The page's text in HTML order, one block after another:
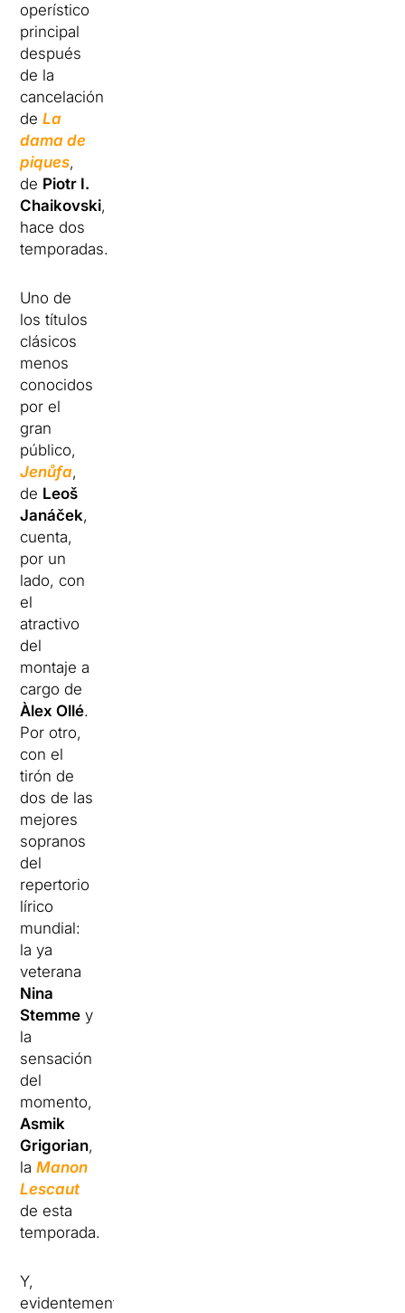
operístico
principal
después
de la
cancelación
deLa
dama de
piques,
de Piotr I.
Chaikovski,
hace dos
temporadas.
Uno de
los títulos
clásicos
menos
conocidos
por el
gran
público,
Jenůfa,
de Leoš
Janáček,
cuenta,
por un
lado, con
el
atractivo
del
montaje a
cargo de
Àlex Ollé.
Por otro,
con el
tirón de
dos de las
mejores
sopranos
del
repertorio
lírico
mundial:
la ya
veterana
Nina
Stemme y
la
sensación
del
momento,
Asmik
Grigorian,
laManon
Lescaut
de esta
temporada.
Y,
evidentemente,